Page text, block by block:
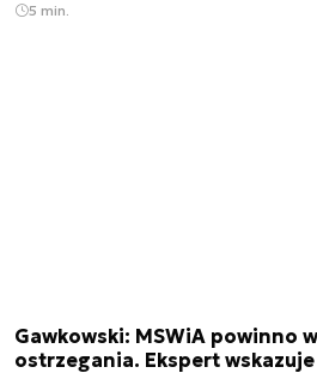
5 min.
Gawkowski: MSWiA powinno
ostrzegania. Ekspert